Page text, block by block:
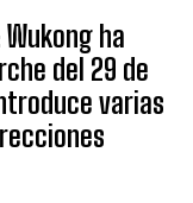
ha
del 29 de
varias